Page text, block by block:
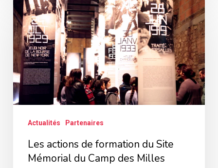
Les
actions
de
formation
du
Site
Mémorial
Milles
Actualités Partenaires
Les actions de formation du Site
Mémorial du Camp des Milles